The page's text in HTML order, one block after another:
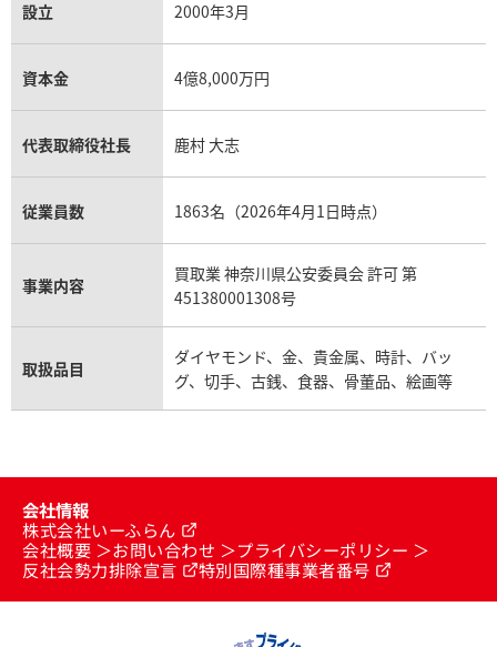
設立 2000年3月
資本金 4億8,000万円
代表取締役社長 鹿村 大志
従業員数 1863名（2026年4月1日時点）
事業内容
買取業 神奈川県公安委員会 許可 第
451380001308号
取扱品目
ダイヤモンド、金、貴金属、時計、バッ
グ、切手、古銭、食器、骨董品、絵画等
会社情報
株式会社いーふらん
会社概要
お問い合わせ
プライバシーポリシー
反社会勢力排除宣言
特別国際種事業者番号